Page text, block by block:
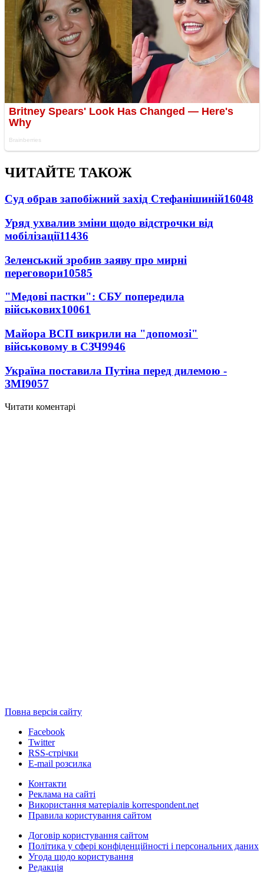
ЧИТАЙТЕ ТАКОЖ
Суд обрав запобіжний захід Стефанішиній16048
Уряд ухвалив зміни щодо відстрочки від
мобілізації11436
Зеленський зробив заяву про мирні
переговори10585
"Медові пастки": СБУ попередила
військових10061
Майора ВСП викрили на "допомозі"
військовому в СЗЧ9946
Україна поставила Путіна перед дилемою -
ЗМІ9057
Читати коментарі
Повна версія сайту
Facebook
Twitter
RSS-стрічки
E-mail розсилка
Контакти
Реклама на сайті
Використання матеріалів korrespondent.net
Правила користування сайтом
Договір користування сайтом
Політика у сфері конфіденційності і персональних даних
Угода щодо користування
Редакція